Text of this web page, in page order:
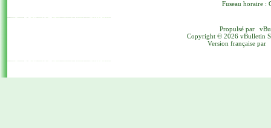
Fuseau horaire :
Propulsé par
Copyright © 2026 vBulletin
Version française par